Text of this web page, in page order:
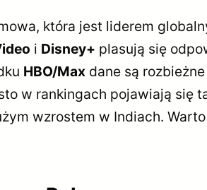
która jest liderem
i Disney+ plasują się
HBO/Max dane są
w rankingach pojawiają się
wzrostem w Indiach.